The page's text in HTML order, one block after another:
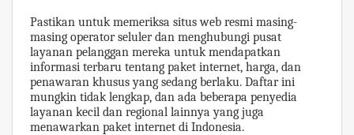
Pastikan untuk memeriksa situs web resmi masing-
masing operator seluler dan menghubungi pusat
layanan pelanggan mereka untuk mendapatkan
informasi terbaru tentang paket internet, harga, dan
penawaran khusus yang sedang berlaku. Daftar ini
mungkin tidak lengkap, dan ada beberapa penyedia
layanan kecil dan regional lainnya yang juga
menawarkan paket internet di Indonesia.